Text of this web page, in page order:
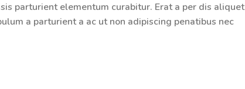
parturient elementum curabitur. Erat a per dis aliquet
a parturient a ac ut non adipiscing penatibus nec